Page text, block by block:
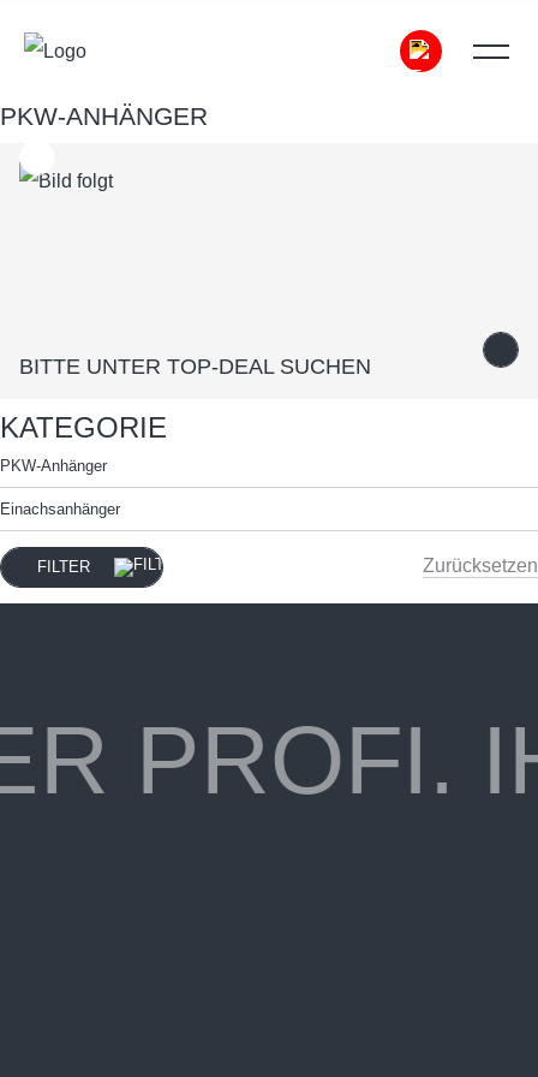
PKW-ANHÄNGER
BITTE UNTER TOP-DEAL SUCHEN
KATEGORIE
FILTER Zurücksetzen
PROFI.